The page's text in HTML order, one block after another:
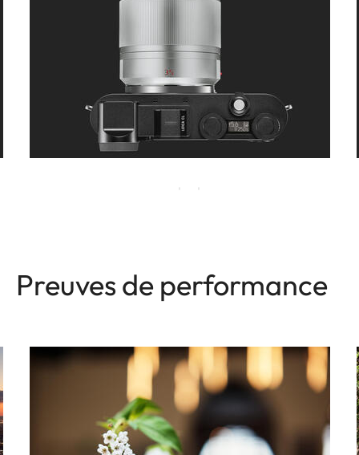
Preuves de performance